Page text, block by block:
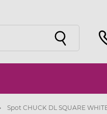
Spot CHUCK DL SQUARE